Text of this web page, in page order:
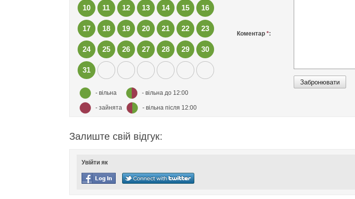
10 11 12 13 14 15 16
17 18 19 20 21 22 23
24 25 26 27 28 29 30
31
- вільна - вільна до 12:00
- зайнята - вільна після 12:00
Коментар *:
Залиште свій відгук:
Увійти як